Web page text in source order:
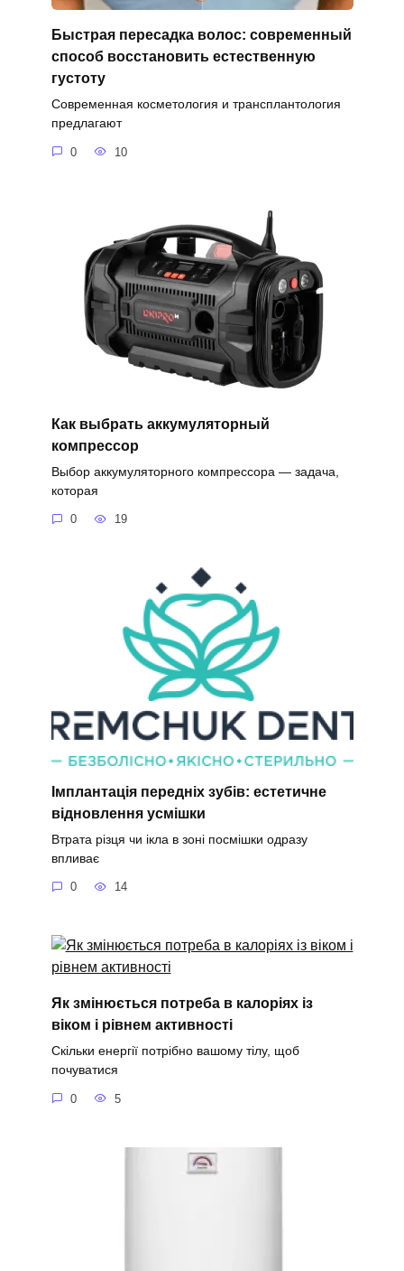
Быстрая пересадка волос: современный
способ восстановить естественную
густоту
Современная косметология и трансплантология
предлагают
0 10
Как выбрать аккумуляторный
компрессор
Выбор аккумуляторного компрессора — задача,
которая
0 19
Імплантація передніх зубів: естетичне
відновлення усмішки
Втрата різця чи ікла в зоні посмішки одразу
впливає
0 14
Як змінюється потреба в калоріях із
віком і рівнем активності
Скільки енергії потрібно вашому тілу, щоб
почуватися
0 5